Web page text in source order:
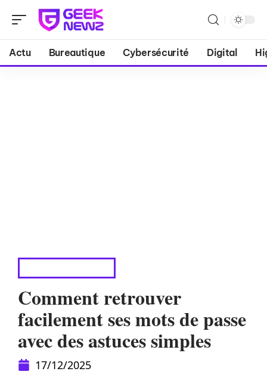
Actu Bureautique Cybersécurité Digital
Comment retrouver
facilement ses mots de passe
avec des astuces simples
17/12/2025